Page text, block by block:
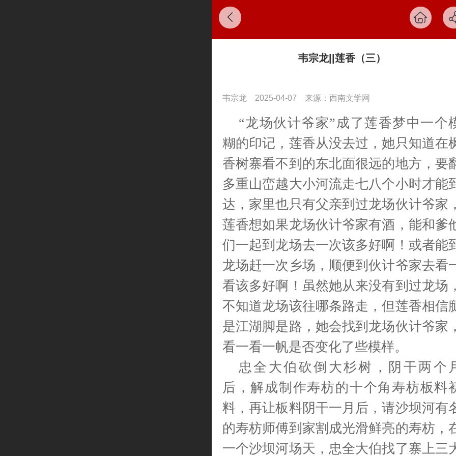
韦宗龙||莲香（三）
韦宗龙 2025-04-07 来源：西南文学网
“龙场伙计爷家”成了莲香梦中一个
糊的印记，莲香从没去过，她只知道在
香树寨看不到的东北面很远的地方，要
多重山峦越大小河流走七八个小时才能
达，家里也只有父亲到过龙场伙计爷家，
莲香想如果龙场伙计爷家有酒，能和爹
们一起到龙场去一次该多好啊！或者能
龙场赶一次乡场，顺便到伙计爷家去看
看该多好啊！虽然她从来没有到过龙场，
不知道龙场该往哪条路走，但莲香相信
是江湖脚是路，她会找到龙场伙计爷家，
看一看一帆是否变化了些模样。
忠全大伯砍倒大杉树，阴干两个
后，解成制作寿枋的十个角寿枋板料
料，再让板料阴干一月后，请沙坝河有
的寿枋师傅到家割成光滑鲜亮的寿枋，
一个沙坝河场天，忠全大伯找了寨上三